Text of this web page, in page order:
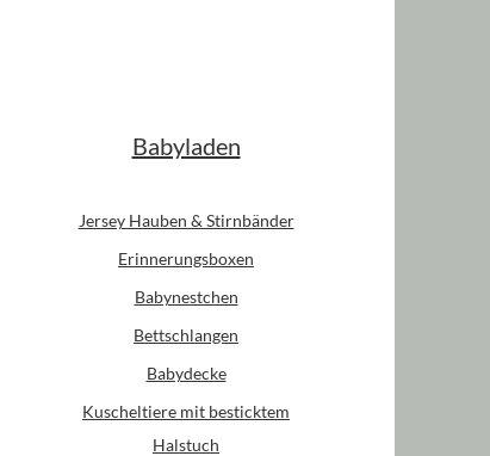
Babyladen
Jersey Hauben & Stirnbänder
Erinnerungsboxen
Babynestchen
Bettschlangen
Babydecke
Kuscheltiere mit besticktem
Halstuch